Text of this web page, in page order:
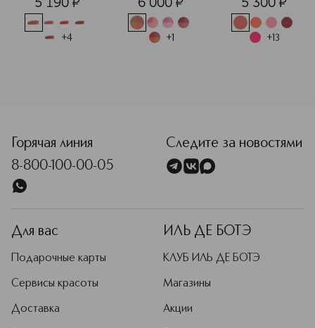
помада-
сыворотка для
сияния губ
+4
румяна для
+1 +13
Горячая линия
8-800-100-00-05
Следите за новостями
Для вас
Подарочные карты
Сервисы красоты
Доставка
ИЛЬ ДЕ БОТЭ
КЛУБ ИЛЬ ДЕ БОТЭ
Магазины
Акции